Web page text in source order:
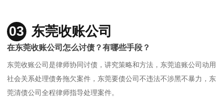
03 东莞收账公司
在东莞收账公司怎么讨债？有哪些手段？
东莞收账公司是律师协同讨债，讲究策略和方法，东莞追账公司动用
社会关系处理债务拖欠案件，东莞要债公司不违法不涉黑不暴力，东
莞清债公司全程律师指导处理案件。